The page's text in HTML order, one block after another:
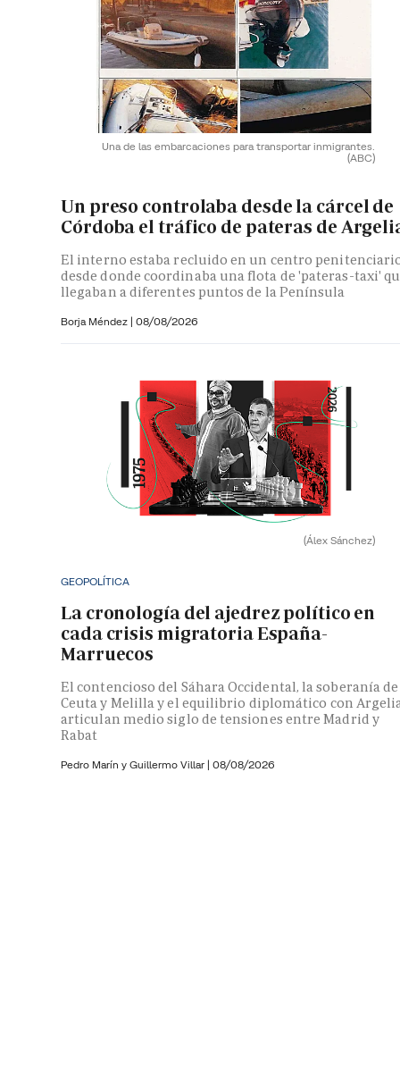
Una de las embarcaciones para transportar inmigrantes.
(ABC)
Un preso controlaba desde la cárcel de
Córdoba el tráfico de pateras de
El interno estaba recluido en un centro
desde donde coordinaba una flota de 'pateras-taxi'
llegaban a diferentes puntos de la Península
Borja Méndez | 08/08/2026
(Álex Sánchez)
GEOPOLÍTICA
La cronología del ajedrez político en
cada crisis migratoria España-
Marruecos
El contencioso del Sáhara Occidental, la soberanía de
Ceuta y Melilla y el equilibrio diplomático con
articulan medio siglo de tensiones entre Madrid y
Rabat
Pedro Marín y Guillermo Villar | 08/08/2026